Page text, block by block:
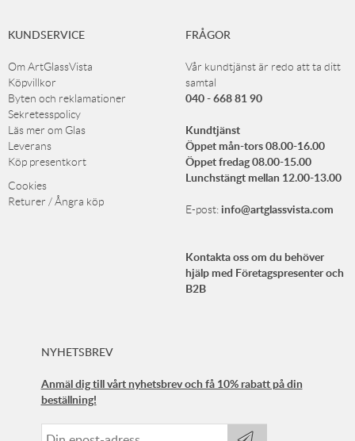
KUNDSERVICE
Om ArtGlassVista
Köpvillkor
Byten och reklamationer
Sekretesspolicy
Läs mer om Glas
Leverans
Köp presentkort
Cookies
Returer / Ångra köp
FRÅGOR
Vår kundtjänst är redo att ta ditt
samtal
040 - 668 81 90
Kundtjänst
Öppet mån-tors 08.00-16.00
Öppet fredag 08.00-15.00
Lunchstängt mellan 12.00-13.00
E-post:info@artglassvista.com
Kontakta oss om du behöver
hjälp med Företagspresenter och
B2B
NYHETSBREV
Anmäl dig till vårt nyhetsbrev och få 10% rabatt på din
beställning!